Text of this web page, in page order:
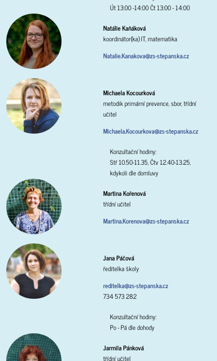
Út 13:00 -14:00 Čt 13:00 - 14:00
Natálie Kaňáková
koordinátor(ka) IT, matematika
Natalie.Kanakova@zs-stepanska.cz
Michaela Kocourková
metodik primární prevence, sbor, třídní
učitel
Michaela.Kocourkova@zs-stepanska.cz
Konzultační hodiny:
Stř 10.50-11.35, Čtv 12.40-13.25,
kdykoli dle domluvy
Martina Kořenová
třídní učitel
Martina.Korenova@zs-stepanska.cz
Jana Páčová
ředitelka školy
reditelka@zs-stepanska.cz
734 573 282
Konzultační hodiny:
Po - Pá dle dohody
Jarmila Pánková
třídní učitel